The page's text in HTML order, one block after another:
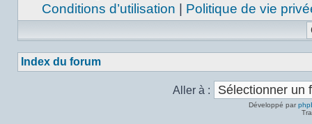
Conditions d’utilisation | Politique de vie
Index du forum
Aller à :
Développé par